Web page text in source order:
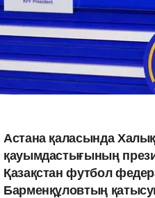
Астана қаласында
қауымдастығының
Қазақстан футбол
Барменқұловтың